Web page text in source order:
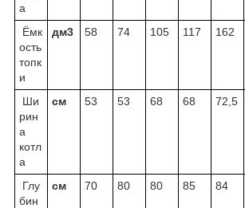
а
Ёмк
ость
топк
и
дм3 58 74 105 117 162
Ши
рин
а
котл
а
cм 53 53 68 68 72,5
Глу
бин
cм 70 80 80 85 84